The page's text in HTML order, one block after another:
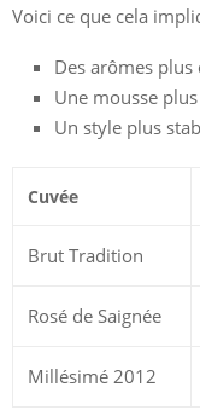
Voici ce que cela
Des arômes
Une mousse
Un style plus
Cuvée
Brut Tradition
Rosé de Saignée
Millésimé 2012